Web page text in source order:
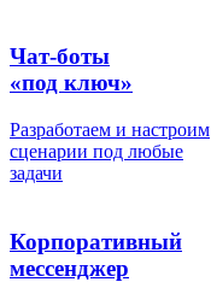
Чат-боты
«под ключ»
Разработаем и настроим
сценарии под любые
задачи
Корпоративный
мессенджер